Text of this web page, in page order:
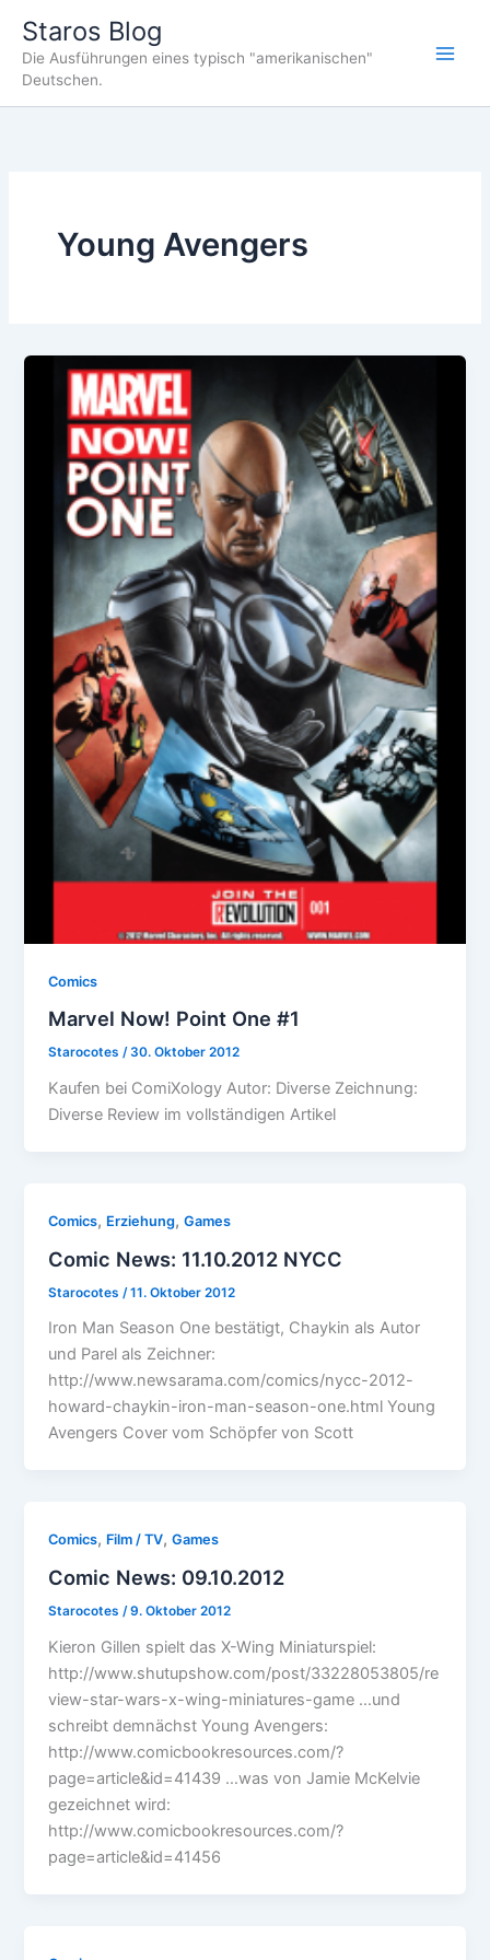
Inhalt
springen
Staros Blog
Die Ausführungen eines typisch "amerikanischen"
Deutschen.
Young Avengers
Comics
Marvel Now! Point One #1
Starocotes/30. Oktober 2012
Kaufen bei ComiXology Autor: Diverse Zeichnung:
Diverse Review im vollständigen Artikel
Comics, Erziehung,Games
Comic News: 11.10.2012 NYCC
Starocotes /11. Oktober 2012
Iron Man Season One bestätigt, Chaykin als Autor
und Parel als Zeichner:
http://www.newsarama.com/comics/nycc-2012-
howard-chaykin-iron-man-season-one.html Young
Avengers Cover vom Schöpfer von Scott
Comics, Film / TV,Games
Comic News: 09.10.2012
Starocotes/9. Oktober 2012
Kieron Gillen spielt das X-Wing Miniaturspiel:
http://www.shutupshow.com/post/33228053805/re
view-star-wars-x-wing-miniatures-game …und
schreibt demnächst Young Avengers:
http://www.comicbookresources.com/?
page=article&id=41439 …was von Jamie McKelvie
gezeichnet wird:
http://www.comicbookresources.com/?
page=article&id=41456